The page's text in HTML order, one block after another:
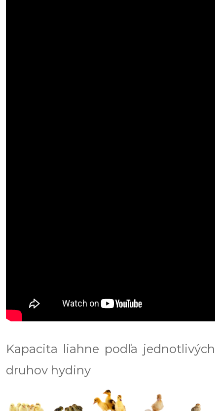
Kapacita liahne podľa jednotlivých
druhov hydiny